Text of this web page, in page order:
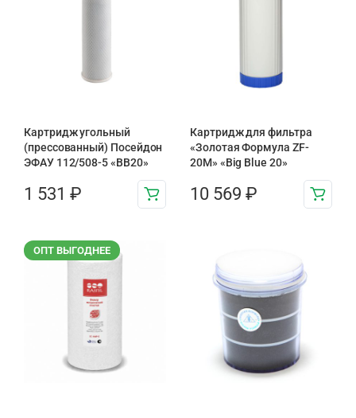
Картридж угольный
(прессованный) Посейдон
ЭФАУ 112/508-5 «BB20»
1 531 ₽
Картридж для фильтра
«Золотая Формула ZF-
20М» «Big Blue 20»
10 569 ₽
ОПТ ВЫГОДНЕЕ